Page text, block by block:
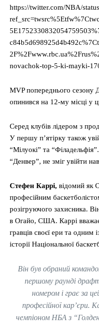
https://twitter.com/NBA/
novachok-top-5-ki-mayki-
MVP попереднього сезону
опинився на 12-му місці у
Серед клубів лідером з
У першу п’ятірку також
“Мілуокі” та
“Денвер”, не зміг увійти
Стефен Каррі, відомий як
професійним
розігруючого захисника.
в Огайо, США. Каррі
гравців своєї ери та одним
історії Національної
Він був обраний
першому раунді
номером і грає за
професійної кар’єри.
чемпіоном НБА з